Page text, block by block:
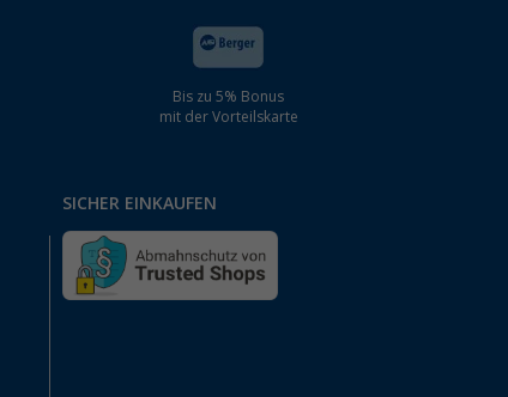
Bis zu 5% Bonus
mit der Vorteilskarte
SICHER EINKAUFEN